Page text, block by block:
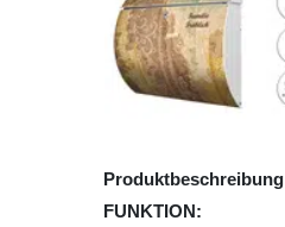
Produktbeschreibung
FUNKTION: